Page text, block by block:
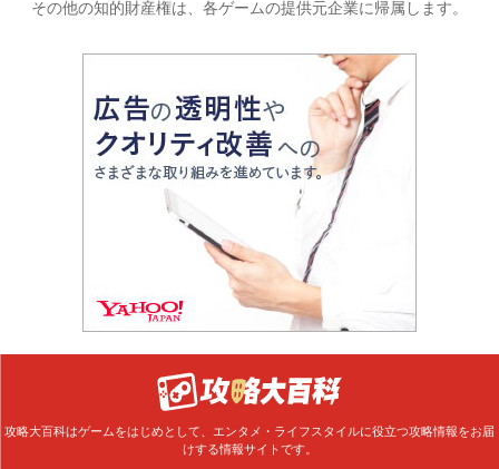
その他の知的財産権は、各ゲームの提供元企業に帰属します。
攻略大百科はゲームをはじめとして、エンタメ・ライフスタイルに役立つ攻略情報をお届
けする情報サイトです。